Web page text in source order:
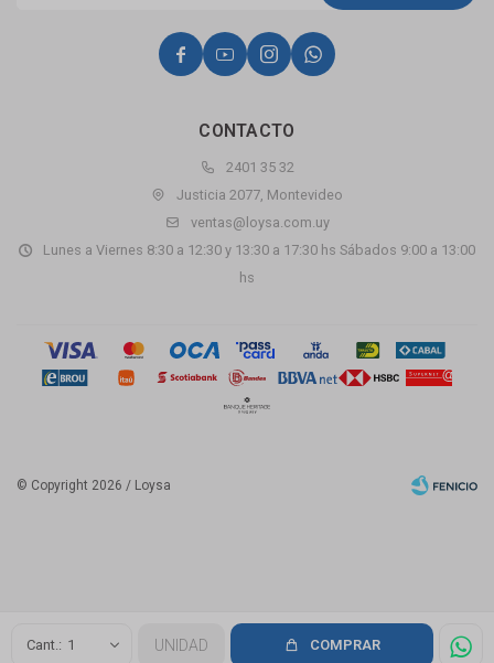
1 UNIDAD COMPRAR
CONTACTO
2401 35 32
Justicia 2077, Montevideo
ventas@loysa.com.uy
Lunes a Viernes 8:30 a 12:30 y 13:30 a 17:30 hs Sábados 9:00 a 13:00
hs
   
© Copyright 2026 / Loysa
Fenicio